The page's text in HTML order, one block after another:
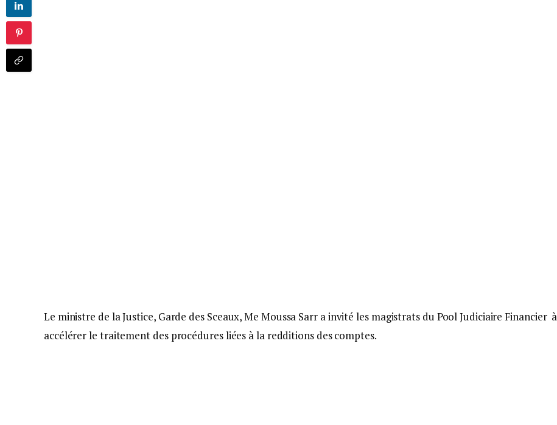
Le ministre de la Justice, Garde des Sceaux, Me Moussa Sarr a invité les magistrats du Pool Judiciaire Financier à
accélérer le traitement des procédures liées à la redditions des comptes.